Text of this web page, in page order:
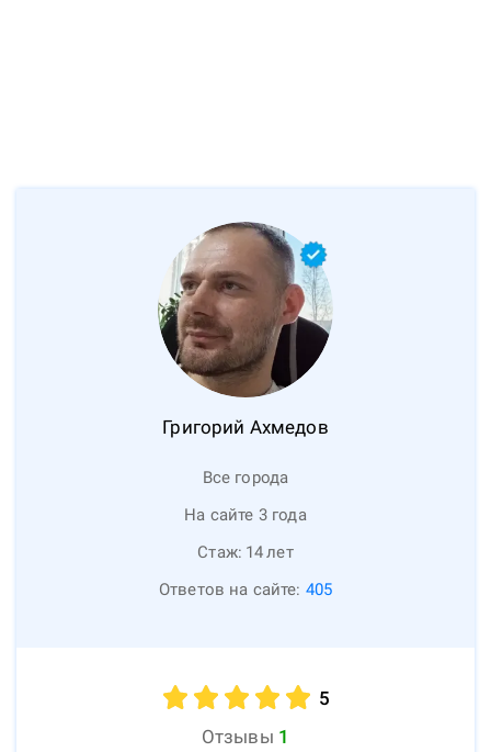
Григорий Ахмедов
Все города
На сайте 3 года
Стаж: 14лет
Ответов на сайте: 405
5
Отзывы 1